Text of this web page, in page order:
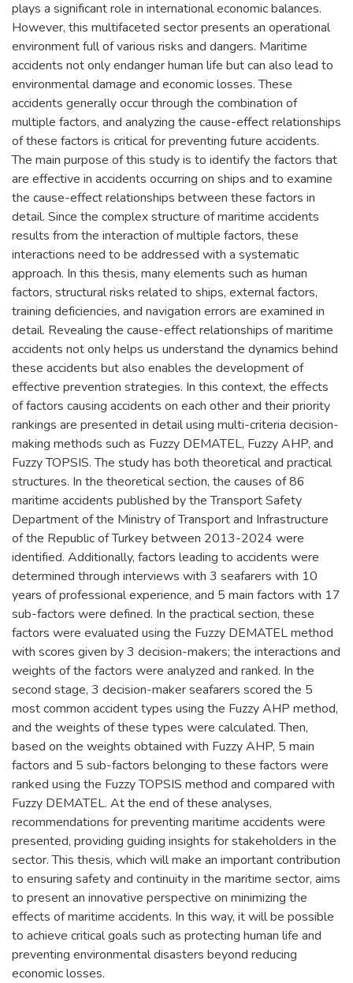
plays a significant role in international economic balances.
However, this multifaceted sector presents an operational
environment full of various risks and dangers. Maritime
accidents not only endanger human life but can also lead to
environmental damage and economic losses. These
accidents generally occur through the combination of
multiple factors, and analyzing the cause-effect relationships
of these factors is critical for preventing future accidents.
The main purpose of this study is to identify the factors that
are effective in accidents occurring on ships and to examine
the cause-effect relationships between these factors in
detail. Since the complex structure of maritime accidents
results from the interaction of multiple factors, these
interactions need to be addressed with a systematic
approach. In this thesis, many elements such as human
factors, structural risks related to ships, external factors,
training deficiencies, and navigation errors are examined in
detail. Revealing the cause-effect relationships of maritime
accidents not only helps us understand the dynamics behind
these accidents but also enables the development of
effective prevention strategies. In this context, the effects
of factors causing accidents on each other and their priority
rankings are presented in detail using multi-criteria decision-
making methods such as Fuzzy DEMATEL, Fuzzy AHP, and
Fuzzy TOPSIS. The study has both theoretical and practical
structures. In the theoretical section, the causes of 86
maritime accidents published by the Transport Safety
Department of the Ministry of Transport and Infrastructure
of the Republic of Turkey between 2013-2024 were
identified. Additionally, factors leading to accidents were
determined through interviews with 3 seafarers with 10
years of professional experience, and 5 main factors with 17
sub-factors were defined. In the practical section, these
factors were evaluated using the Fuzzy DEMATEL method
with scores given by 3 decision-makers; the interactions and
weights of the factors were analyzed and ranked. In the
second stage, 3 decision-maker seafarers scored the 5
most common accident types using the Fuzzy AHP method,
and the weights of these types were calculated. Then,
based on the weights obtained with Fuzzy AHP, 5 main
factors and 5 sub-factors belonging to these factors were
ranked using the Fuzzy TOPSIS method and compared with
Fuzzy DEMATEL. At the end of these analyses,
recommendations for preventing maritime accidents were
presented, providing guiding insights for stakeholders in the
sector. This thesis, which will make an important contribution
to ensuring safety and continuity in the maritime sector, aims
to present an innovative perspective on minimizing the
effects of maritime accidents. In this way, it will be possible
to achieve critical goals such as protecting human life and
preventing environmental disasters beyond reducing
economic losses.